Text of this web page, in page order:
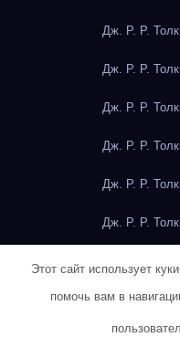
Дж. Р. Р.
Дж. Р. Р.
Дж. Р. Р.
Дж. Р. Р.
Дж. Р. Р.
Дж. Р. Р.
Дж. Р. Р.
Этот сайт использует
помочь вам в